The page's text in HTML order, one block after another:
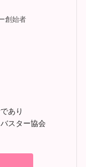
創始者
あり
スター協会